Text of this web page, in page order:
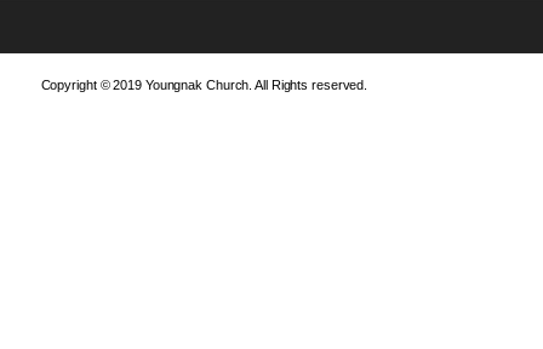
Copyright © 2019 Youngnak Church. All Rights reserved.